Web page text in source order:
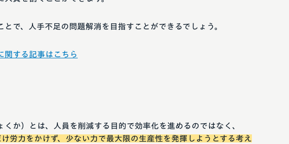
とで、人手不足の問題解消を目指すことができるでしょう。
関する記事はこちら
くか）とは、人員を削減する目的で効率化を進めるのではなく、
労力をかけず、少ない力で最大限の生産性を発揮しようとする考え